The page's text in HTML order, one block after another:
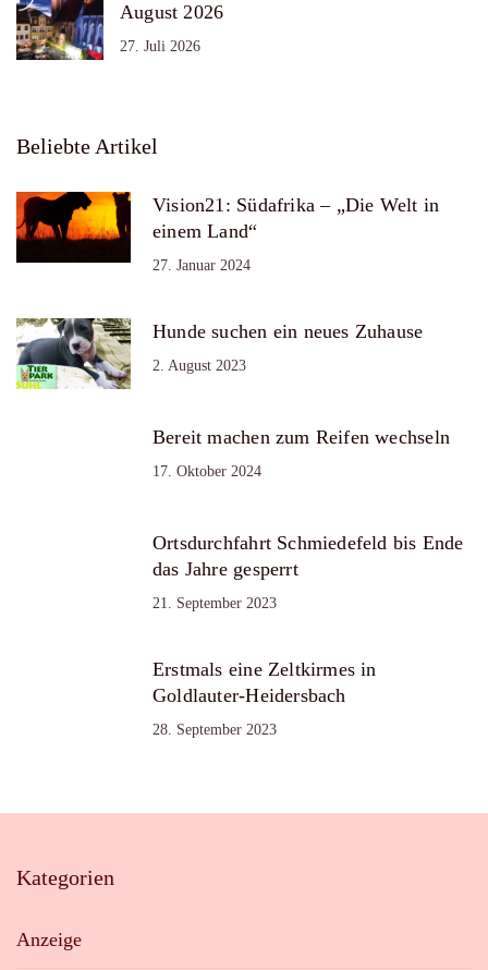
August 2026
27. Juli 2026
Beliebte Artikel
Vision21: Südafrika – „Die Welt in
einem Land“
27. Januar 2024
Hunde suchen ein neues Zuhause
2. August 2023
Bereit machen zum Reifen wechseln
17. Oktober 2024
Ortsdurchfahrt Schmiedefeld bis Ende
das Jahre gesperrt
21. September 2023
Erstmals eine Zeltkirmes in
Goldlauter-Heidersbach
28. September 2023
Kategorien
Anzeige